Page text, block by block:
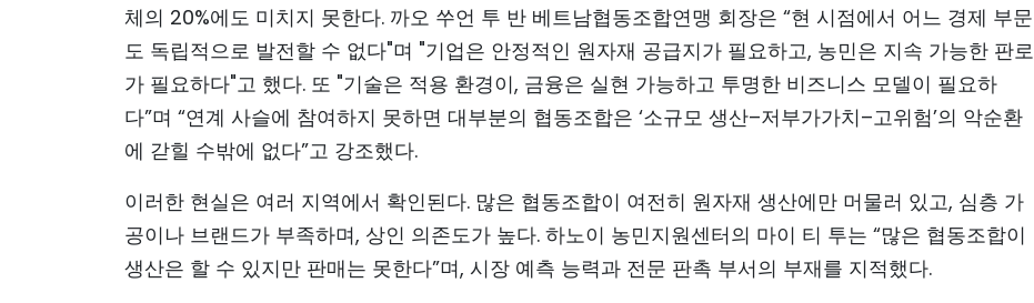
체의 20%에도 미치지 못한다. 까오 쑤언 투 반 베트남협동조합연맹 회장은 “현 시점에서 어느 경제 부문
도 독립적으로 발전할 수 없다"며 "기업은 안정적인 원자재 공급지가 필요하고, 농민은 지속 가능한 판로
가 필요하다"고 했다. 또 "기술은 적용 환경이, 금융은 실현 가능하고 투명한 비즈니스 모델이 필요하
다”며 “연계 사슬에 참여하지 못하면 대부분의 협동조합은 ‘소규모 생산–저부가가치–고위험’의 악순환
에 갇힐 수밖에 없다”고 강조했다.
이러한 현실은 여러 지역에서 확인된다. 많은 협동조합이 여전히 원자재 생산에만 머물러 있고, 심층 가
공이나 브랜드가 부족하며, 상인 의존도가 높다. 하노이 농민지원센터의 마이 티 투는 “많은 협동조합이
생산은 할 수 있지만 판매는 못한다”며, 시장 예측 능력과 전문 판촉 부서의 부재를 지적했다.